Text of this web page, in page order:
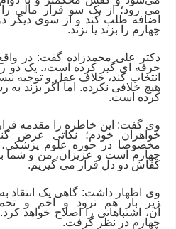
می رود؛ از یک سو قرار مالی
اضافه طلب کند و از سوی
چهارم را بزند یا نزند.
دکتر علی محمدزاده گفت: در
حرفه ای گیر کرده است،. یک دو
انتخاب کند، خلاف عقل و توجیه
کرده است.
وی گفت: این خاطره را مقدمه
خواهران خودم؛ نکاتی عرض
مخصوصا در حوزه علوم
چهارم است و عزیزان، من و شما
کفاش‌ دو دل قرار می گیریم.
وی اظهار داشت: گاهی یک انتقاد
زیر بار هم نرود و اخم و
آن، اشتباهاتی را اصلاح خواهد
چهارم در نظر گرفت.